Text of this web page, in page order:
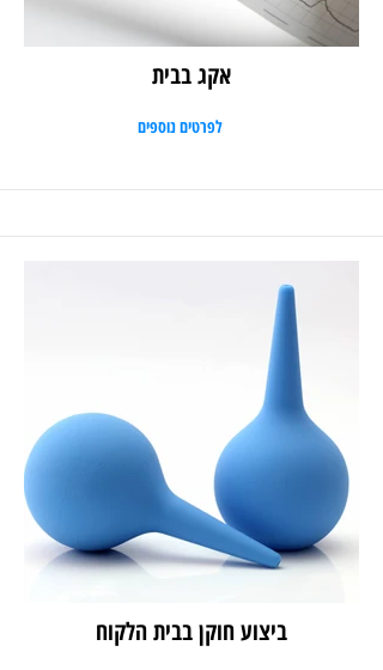
אקג בבית
לפרטים נוספים
ביצוע חוקן בבית הלקוח